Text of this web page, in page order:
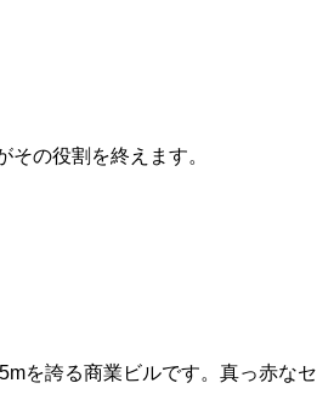
の役割を終えます。
を誇る商業ビルです。真っ赤なセ